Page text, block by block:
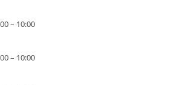
– 10:00
– 10:00